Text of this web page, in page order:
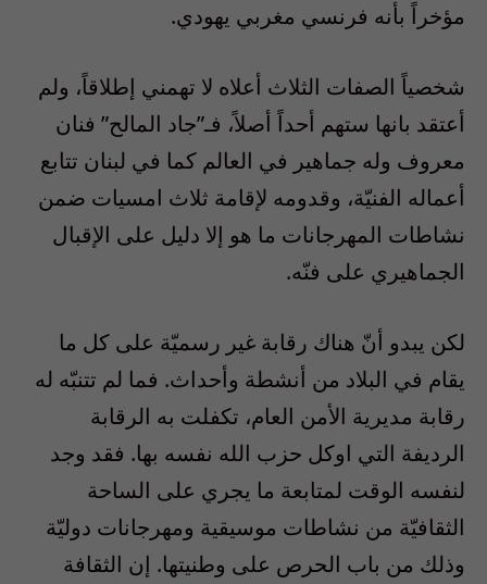
مؤخراً بأنه فرنسي مغربي يهودي.
شخصياً الصفات الثلاث أعلاه لا تهمني إطلاقاً، ولم
أعتقد بانها ستهم أحداً أصلاً، فـ”جاد المالح” فنان
معروف وله جماهير في العالم كما في لبنان تتابع
أعماله الفنيّة، وقدومه لإقامة ثلاث امسيات ضمن
نشاطات المهرجانات ما هو إلا دليل على الإقبال
الجماهيري على فنّه.
لكن يبدو أنّ هناك رقابة غير رسميّة على كل ما
يقام في البلاد من أنشطة وأحداث. فما لم تتنبّه له
رقابة مديرية الأمن العام، تكفلت به الرقابة
الرديفة التي اوكل حزب الله نفسه بها. فقد وجد
لنفسه الوقت لمتابعة ما يجري على الساحة
الثقافيّة من نشاطات موسيقية ومهرجانات دوليّة
وذلك من باب الحرص على وطنيتها. إن الثقافة